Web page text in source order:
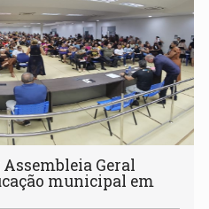
Assembleia Geral
municipal em